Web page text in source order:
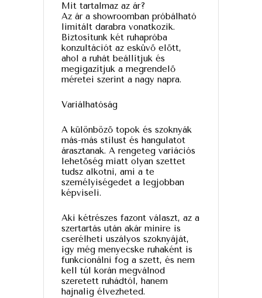
Mit tartalmaz az ár?
Az ár a showroomban próbálható
limitált darabra vonatkozik.
Biztosítunk két ruhapróba
konzultációt az esküvő előtt,
ahol a ruhát beállítjuk és
megigazítjuk a megrendelő
méretei szerint a nagy napra.
Variálhatóság
A különböző topok és szoknyák
más-más stílust és hangulatot
árasztanak. A rengeteg variációs
lehetőség miatt olyan szettet
tudsz alkotni, ami a te
személyiségedet a legjobban
képviseli.
Aki kétrészes fazont választ, az a
szertartás után akár minire is
cserélheti uszályos szoknyáját,
így még menyecske ruhaként is
funkcionálni fog a szett, és nem
kell túl korán megválnod
szeretett ruhádtól, hanem
hajnalig élvezheted.